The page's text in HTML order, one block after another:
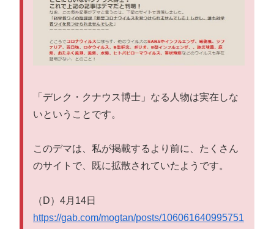
「デレク・クナウス博士」なる人物は実在しな
いということです。
このデマは、私が掲載するより前に、たくさん
のサイトで、既に拡散されていたようです。
（D）4月14日
https://gab.com/mogtan/posts/106061640995751